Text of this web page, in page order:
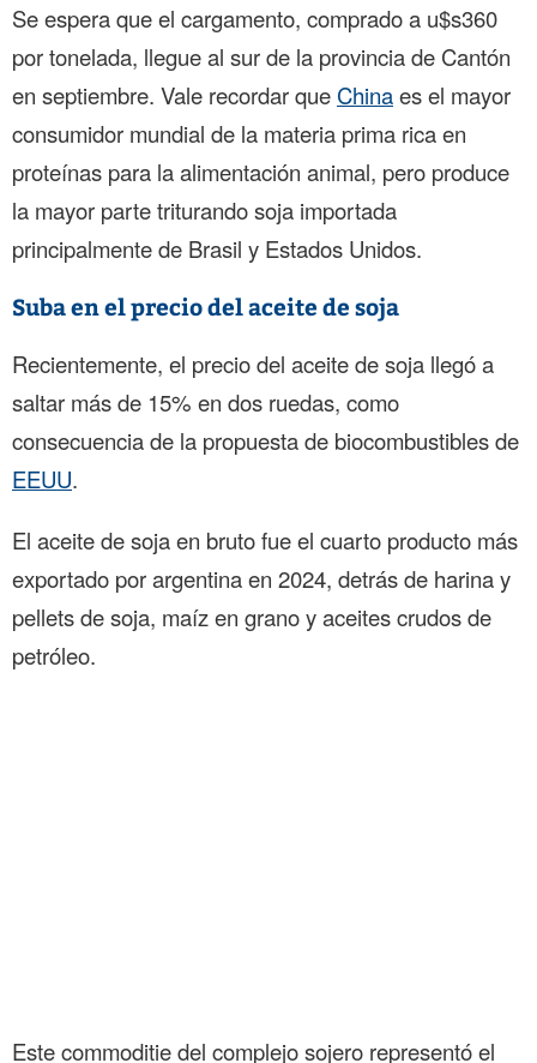
Se espera que el cargamento, comprado a u$s360
por tonelada, llegue al sur de la provincia de Cantón
en septiembre. Vale recordar que Chinaes el mayor
consumidor mundial de la materia prima rica en
proteínas para la alimentación animal, pero produce
la mayor parte triturando soja importada
principalmente de Brasil y Estados Unidos.
Suba en el precio del aceite de soja
Recientemente, el precio del aceite de soja llegó a
saltar más de 15% en dos ruedas, como
consecuencia de la propuesta de biocombustibles de
EEUU.
El aceite de soja en bruto fue el cuarto producto más
exportado por argentina en 2024, detrás de harina y
pellets de soja, maíz en grano y aceites crudos de
petróleo.
Este commoditie del complejo sojero representó el